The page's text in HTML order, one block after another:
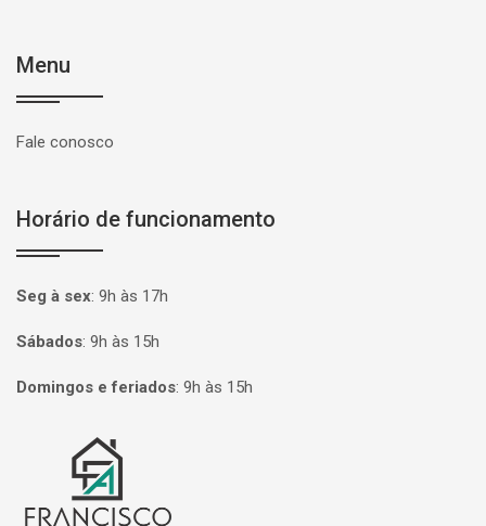
Menu
Fale conosco
Horário de funcionamento
Seg à sex: 9h às 17h
Sábados: 9h às 15h
Domingos e feriados: 9h às 15h
Página inicial